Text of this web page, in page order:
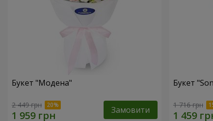
Букет "Модена"
2 449 грн Замовити
Букет
1 716 грн